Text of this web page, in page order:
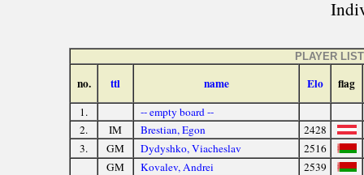
PLAYER
no. ttl name Elo flag
1.
-- empty board --
2.
IM Brestian, Egon
2428
3.
GM Dydyshko, Viacheslav
2516
GM
Kovalev, Andrei
2539